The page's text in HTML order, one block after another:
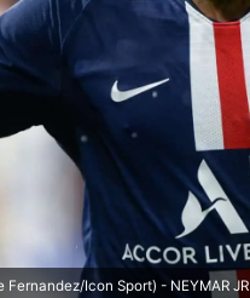
Icon Sport) - NEYMAR JR